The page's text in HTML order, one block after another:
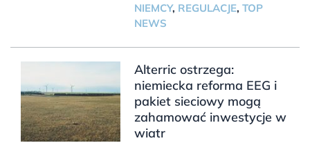
NIEMCY, REGULACJE, TOP
NEWS
Alterric ostrzega:
niemiecka reforma EEG i
pakiet sieciowy mogą
zahamować inwestycje w
wiatr